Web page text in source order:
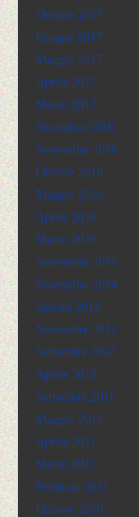
Ottobre 2017
Giugno 2017
Maggio 2017
Aprile 2017
Marzo 2017
Dicembre 2016
Novembre 2016
Ottobre 2016
Maggio 2016
Aprile 2016
Marzo 2016
Novembre 2015
Novembre 2014
Agosto 2013
Novembre 2012
Settembre 2012
Aprile 2012
Settembre 2011
Maggio 2011
Aprile 2011
Marzo 2011
Febbraio 2011
Ottobre 2010